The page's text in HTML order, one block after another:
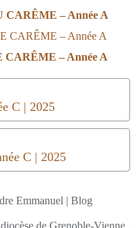
– Année A
– Année A
C | 2025
C | 2025